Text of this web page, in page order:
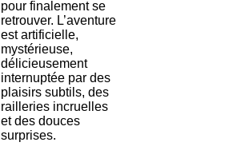
pour finalement se
retrouver. L’aventure
est artificielle,
mystérieuse,
délicieusement
internuptée par des
plaisirs subtils, des
railleries incruelles
et des douces
surprises.